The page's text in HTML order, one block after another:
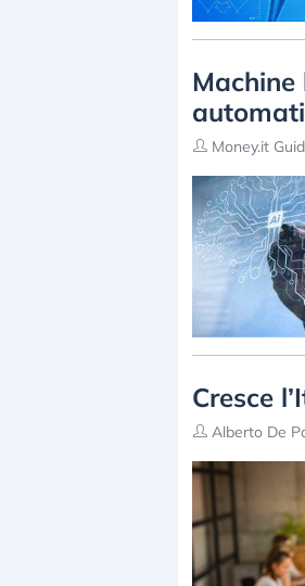
Machine
Money.it
Cresce
Alberto De